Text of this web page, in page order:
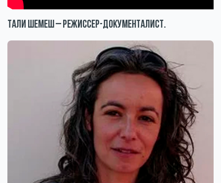
Тали Шемеш – режиссер-документалист.